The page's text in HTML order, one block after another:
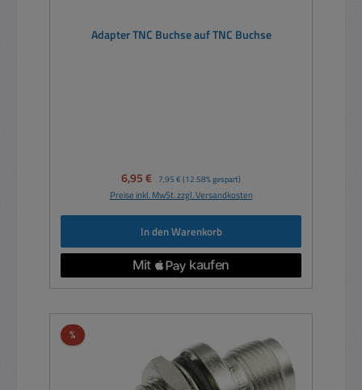
Adapter TNC Buchse auf TNC Buchse
Verkaufspreis:
6,95 € Regulärer Preis:
7,95 € (12.58% gespart)
Preise inkl. MwSt. zzgl. Versandkosten
In den Warenkorb
%Rabatt